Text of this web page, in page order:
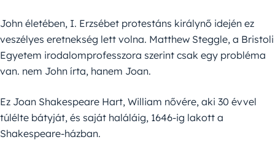
John életében, I. Erzsébet protestáns királynő idején ez
veszélyes eretnekség lett volna. Matthew Steggle, a Bristoli
Egyetem irodalomprofesszora szerint csak egy probléma
van. nem John írta, hanem Joan.
Ez Joan Shakespeare Hart, William nővére, aki 30 évvel
túlélte bátyját, és saját haláláig, 1646-ig lakott a
Shakespeare-házban.